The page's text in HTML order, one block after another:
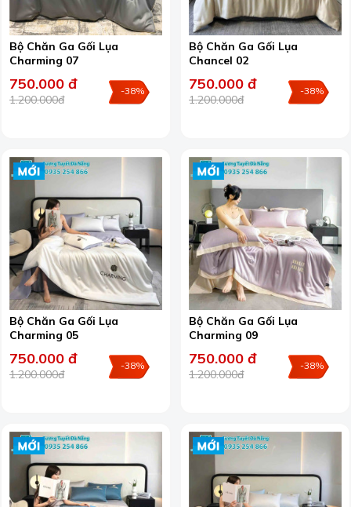
Bộ Chăn Ga Gối Lụa
Charming 07
750.000 đ
1.200.000đ
-38%
Bộ Chăn Ga Gối Lụa
Chancel 02
750.000 đ
1.200.000đ
-38%
Bộ Chăn Ga Gối Lụa
Charming 05
750.000 đ
1.200.000đ
-38%
Bộ Chăn Ga Gối Lụa
Charming 09
750.000 đ
1.200.000đ
-38%